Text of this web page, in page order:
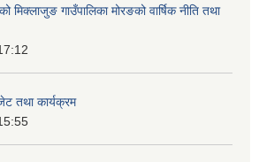
मिक्लाजुङ गाउँपालिका मोरङको वार्षिक नीति तथा
तथा कार्यक्रम